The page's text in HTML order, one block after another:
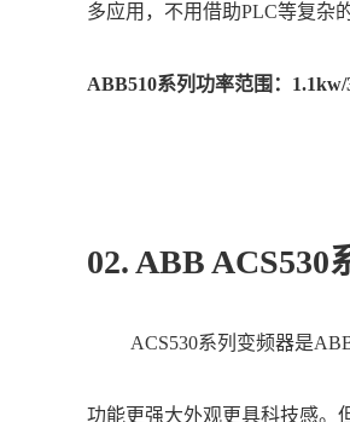
多应用，不用借助PLC等复杂
ABB510系列功率范围：
02. ABB ACS530
ACS530系列变频器是ABB
功能更强大外观更具科技感。